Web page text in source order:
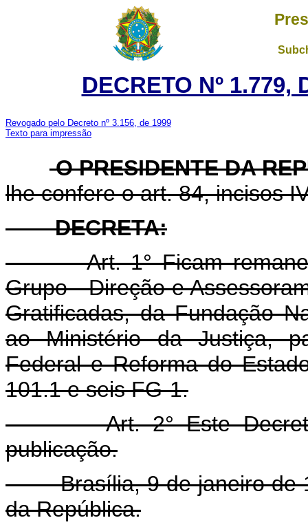
DECRETO Nº 1.779,
Revogado pelo Decreto nº 3.156, de 1999
Texto para impressão
O PRESIDENTE DA
lhe confere o art. 84, incisos
DECRETA:
Art. 1° Ficam
Grupo - Direção e
Gratificadas, da Fundação
ao Ministério da Justiça,
Federal e Reforma do
101.1 e seis FG-1.
Art. 2° Este Decreto
publicação.
Brasília, 9 de janeiro de
da República.